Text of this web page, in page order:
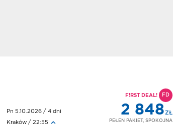
Pn 5.10.2026 / 4 dni
Kraków / 22:55
F!RST DEAL! FD
2 848ZŁ
PEŁEN PAKIET, SPOKOJNA